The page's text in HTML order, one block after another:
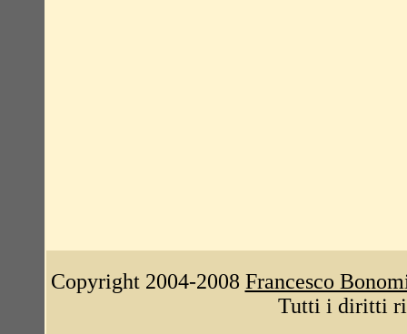
Copyright 2004-2008 Francesco
Tutti i diritti